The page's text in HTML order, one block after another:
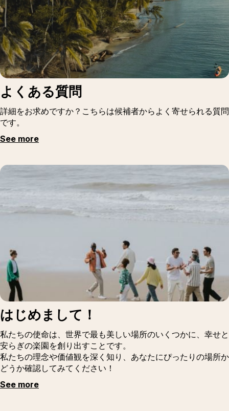
よくある質問
詳細をお求めですか？こちらは候補者からよく寄せられる質問
です。
See more
はじめまして！
私たちの使命は、世界で最も美しい場所のいくつかに、幸せと
安らぎの楽園を創り出すことです。
私たちの理念や価値観を深く知り、あなたにぴったりの場所か
どうか確認してみてください！
See more